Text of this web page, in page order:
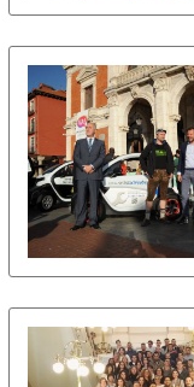
la
noticia
Fecha
la
noticia